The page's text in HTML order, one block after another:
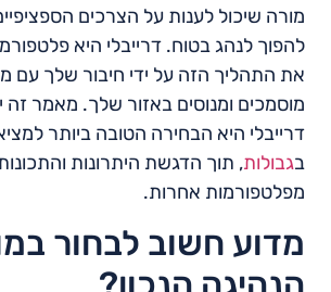
מורה שיכול לענות על הצרכים
להפוך לנהג בטוח. דרייבלי היא
את התהליך הזה על ידי חיבור שלך עם
מוסמכים ומנוסים באזור שלך. מאמר זה
דרייבלי היא הבחירה הטובה ביותר
בגבולות, תוך הדגשת היתרונות
מפלטפורמות אחרות.
מדוע חשוב לבחור